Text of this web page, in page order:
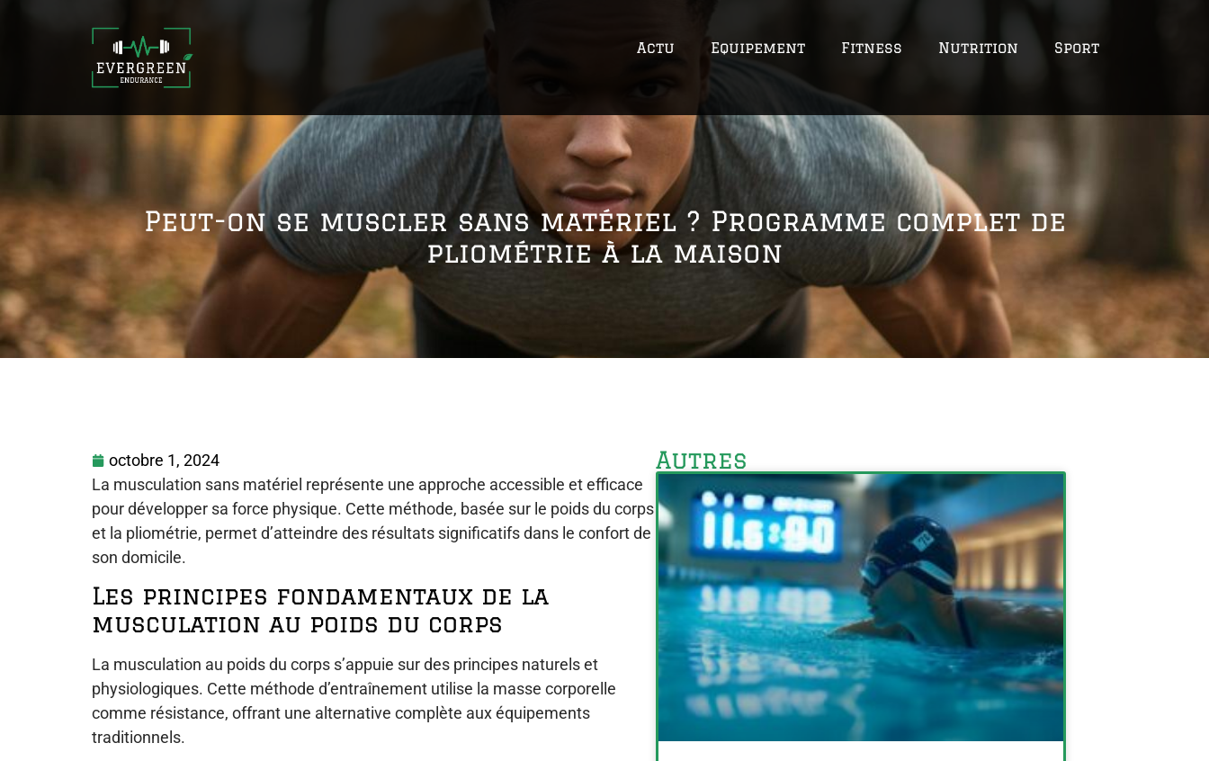
Actu Equipement Fitness Nutrition Sport
Peut-on se muscler sans matériel ? Programme complet de
pliométrie à la maison
Autres
octobre 1, 2024
La musculation sans matériel représente une approche accessible et efficace
pour développer sa force physique. Cette méthode, basée sur le poids du corps
et la pliométrie, permet d’atteindre des résultats significatifs dans le confort de
son domicile.
Les principes fondamentaux de la
musculation au poids du corps
La musculation au poids du corps s’appuie sur des principes naturels et
physiologiques. Cette méthode d’entraînement utilise la masse corporelle
comme résistance, offrant une alternative complète aux équipements
traditionnels.